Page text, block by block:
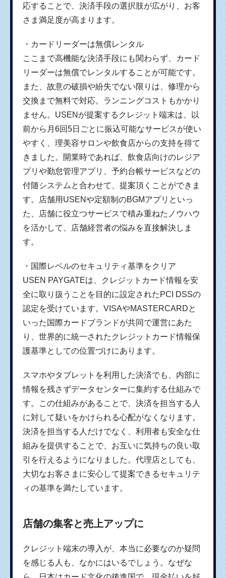
応することで、決済手段の選択肢が広がり、お客
さま満足度が高まります。
・カードリーダーは無償レンタル
ここまで高機能な決済手段にも関わらず、カード
リーダーは無償でレンタルすることが可能です。
また、故意の破損や紛失でない限りは、修理から
交換まで無料で対応。ランニングコストもかかり
ません。USENが提案するクレジット端末は、以
前から月6回5日ごとに振込可能なサービスが使い
やすく、理美容サロンや飲食店からの支持を得て
きました。開業時であれば、飲食店向けのレジア
プリや勤怠管理アプリ、予約台帳サービスなどの
付随システムと合わせて、提案頂くことができま
す。店舗用USENや定額制のBGMアプリといっ
た、店舗に役立つサービスで積み重ねたノウハウ
を活かして、店舗経営者の悩みを直接解決しま
す。
・国際レベルのセキュリティ基準をクリア
USEN PAYGATEは、クレジットカード情報を安
全に取り扱うことを目的に設定されたPCI DSSの
認定を受けています。VISAやMASTERCARDと
いった国際カードブランドが共同で運営にあた
り、世界的に統一されたクレジットカード情報保
護基準としての位置づけにあります。
スマホやタブレットを利用した決済でも、内部に
情報を残さずデータセンターに集約する仕組みで
す。この仕組みがあることで、決済を担当する人
に対して疑いをかけられる心配がなくなります。
決済を担当する人だけでなく、利用者も安全な仕
組みを提供することで、お互いに気持ちの良い取
引を行えるようになりました。代理店としても、
大切なお客さまに安心して提案できるセキュリテ
ィの基準を満たしています。
店舗の集客と売上アップに
クレジット端末の導入が、本当に必要なのか疑問
を感じる人も、なかにはいるでしょう。なぜな